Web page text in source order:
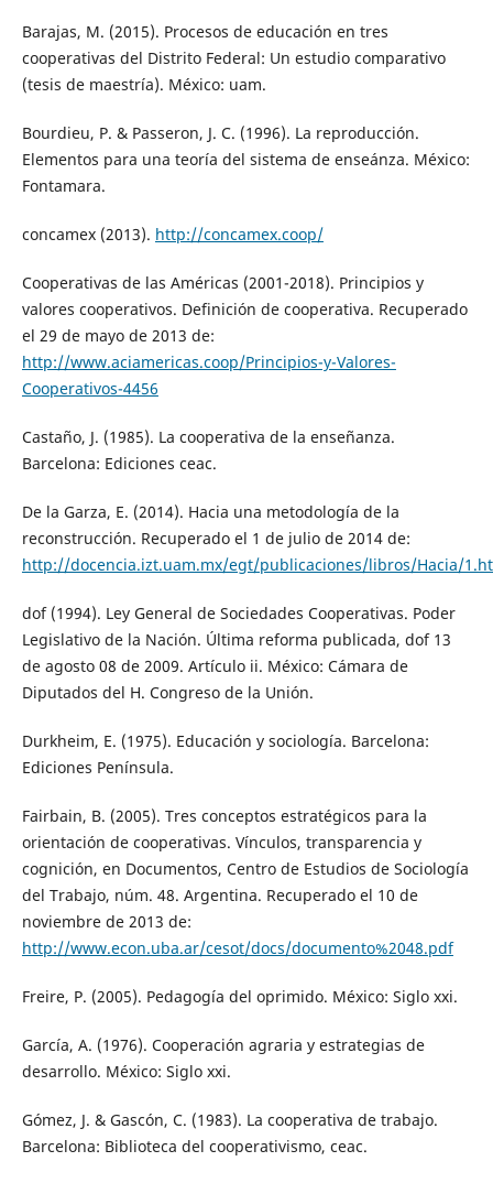
Barajas, M. (2015). Procesos de educación en tres
cooperativas del Distrito Federal: Un estudio comparativo
(tesis de maestría). México: uam.
Bourdieu, P. & Passeron, J. C. (1996). La reproducción.
Elementos para una teoría del sistema de enseánza. México:
Fontamara.
concamex (2013). http://concamex.coop/
Cooperativas de las Américas (2001-2018). Principios y
valores cooperativos. Definición de cooperativa. Recuperado
el 29 de mayo de 2013 de:
http://www.aciamericas.coop/Principios-y-Valores-
Cooperativos-4456
Castaño, J. (1985). La cooperativa de la enseñanza.
Barcelona: Ediciones ceac.
De la Garza, E. (2014). Hacia una metodología de la
reconstrucción. Recuperado el 1 de julio de 2014 de:
http://docencia.izt.uam.mx/egt/publicaciones/libros/Hacia/
dof (1994). Ley General de Sociedades Cooperativas. Poder
Legislativo de la Nación. Última reforma publicada, dof 13
de agosto 08 de 2009. Artículo ii. México: Cámara de
Diputados del H. Congreso de la Unión.
Durkheim, E. (1975). Educación y sociología. Barcelona:
Ediciones Península.
Fairbain, B. (2005). Tres conceptos estratégicos para la
orientación de cooperativas. Vínculos, transparencia y
cognición, en Documentos, Centro de Estudios de Sociología
del Trabajo, núm. 48. Argentina. Recuperado el 10 de
noviembre de 2013 de:
http://www.econ.uba.ar/cesot/docs/documento%2048.pdf
Freire, P. (2005). Pedagogía del oprimido. México: Siglo xxi.
García, A. (1976). Cooperación agraria y estrategias de
desarrollo. México: Siglo xxi.
Gómez, J. & Gascón, C. (1983). La cooperativa de trabajo.
Barcelona: Biblioteca del cooperativismo, ceac.